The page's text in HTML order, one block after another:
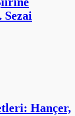
Hançer,
Çopur)